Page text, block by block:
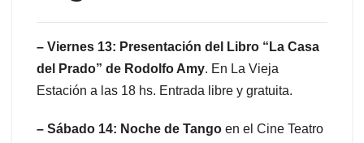
– Viernes 13: Presentación del Libro “La Casa
del Prado” de Rodolfo Amy. En La Vieja
Estación a las 18 hs. Entrada libre y gratuita.
– Sábado 14: Noche de Tango en el Cine Teatro